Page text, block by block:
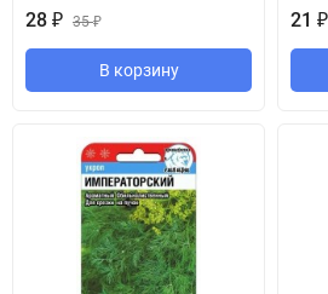
28 ₽ 35₽
В корзину
21 ₽